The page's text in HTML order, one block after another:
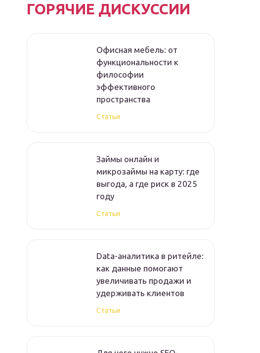
ГОРЯЧИЕ ДИСКУССИИ
Офисная мебель: от
функциональности к
философии
эффективного
пространства
Статьи
Займы онлайн и
микрозаймы на карту: где
выгода, а где риск в 2025
году
Статьи
Data-аналитика в ритейле:
как данные помогают
увеличивать продажи и
удерживать клиентов
Статьи